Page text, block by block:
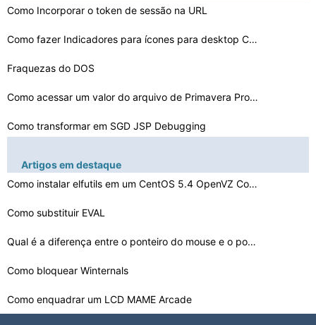
Como Incorporar o token de sessão na URL
Como fazer Indicadores para ícones para desktop Cortes…
Fraquezas do DOS
Como acessar um valor do arquivo de Primavera Proprieda…
Como transformar em SGD JSP Debugging
Que tipo de modulação é utilizado em conexões de In…
Como gerenciar objetos de metadados
Como editar uma UniteU Carrinho
Como editar o Box Callback em Scilab
Artigos em destaque
Como instalar elfutils em um CentOS 5.4 OpenVZ Containe…
Como substituir EVAL
Qual é a diferença entre o ponteiro do mouse e o pont…
Como bloquear Winternals
Como enquadrar um LCD MAME Arcade